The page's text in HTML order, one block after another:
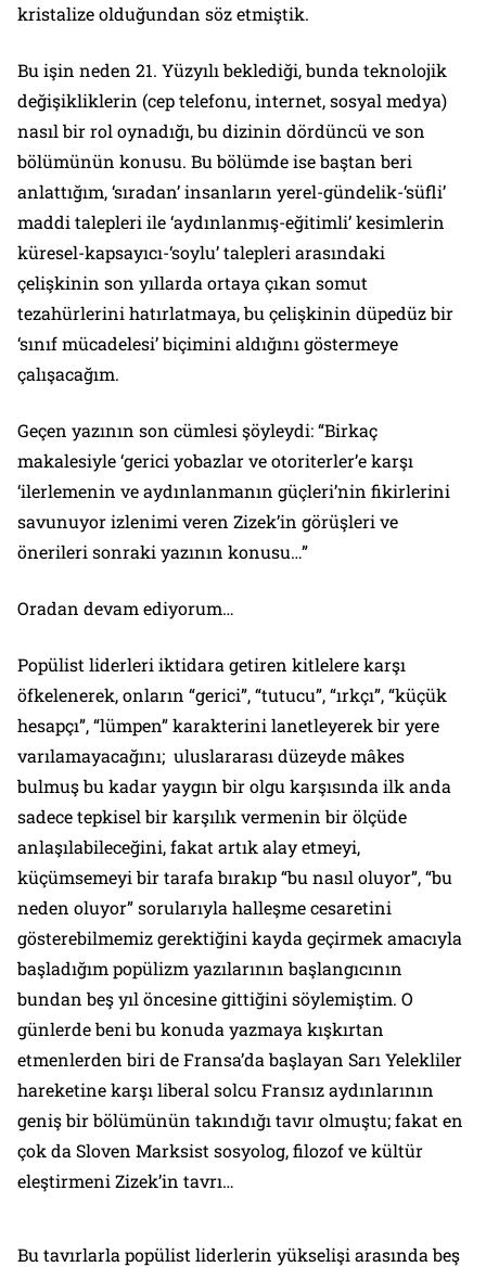
kristalize olduğundan söz etmiştik.
Bu işin neden 21. Yüzyılı beklediği, bunda teknolojik
değişikliklerin (cep telefonu, internet, sosyal medya)
nasıl bir rol oynadığı, bu dizinin dördüncü ve son
bölümünün konusu. Bu bölümde ise baştan beri
anlattığım, ‘sıradan’ insanların yerel-gündelik-‘süfli’
maddi talepleri ile ‘aydınlanmış-eğitimli’ kesimlerin
küresel-kapsayıcı-‘soylu’ talepleri arasındaki
çelişkinin son yıllarda ortaya çıkan somut
tezahürlerini hatırlatmaya, bu çelişkinin düpedüz bir
‘sınıf mücadelesi’ biçimini aldığını göstermeye
çalışacağım.
Geçen yazının son cümlesi şöyleydi: “Birkaç
makalesiyle ‘gerici yobazlar ve otoriterler’e karşı
‘ilerlemenin ve aydınlanmanın güçleri’nin fikirlerini
savunuyor izlenimi veren Zizek’in görüşleri ve
önerileri sonraki yazının konusu…”
Oradan devam ediyorum…
Popülist liderleri iktidara getiren kitlelere karşı
öfkelenerek, onların “gerici”, “tutucu”, “ırkçı”, “küçük
hesapçı”, “lümpen” karakterini lanetleyerek bir yere
varılamayacağını; uluslararası düzeyde mâkes
bulmuş bu kadar yaygın bir olgu karşısında ilk anda
sadece tepkisel bir karşılık vermenin bir ölçüde
anlaşılabileceğini, fakat artık alay etmeyi,
küçümsemeyi bir tarafa bırakıp “bu nasıl oluyor”, “bu
neden oluyor” sorularıyla halleşme cesaretini
gösterebilmemiz gerektiğini kayda geçirmek amacıyla
başladığım popülizm yazılarının başlangıcının
bundan beş yıl öncesine gittiğini söylemiştim. O
günlerde beni bu konuda yazmaya kışkırtan
etmenlerden biri de Fransa’da başlayan Sarı Yelekliler
hareketine karşı liberal solcu Fransız aydınlarının
geniş bir bölümünün takındığı tavır olmuştu; fakat en
çok da Sloven Marksist sosyolog, filozof ve kültür
eleştirmeni Zizek’in tavrı…
Bu tavırlarla popülist liderlerin yükselişi arasında beş